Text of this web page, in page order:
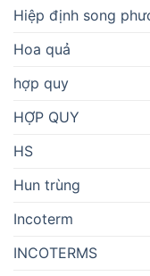
Hiệp định song
Hoa quả
hợp quy
HỢP QUY
HS
Hun trùng
Incoterm
INCOTERMS